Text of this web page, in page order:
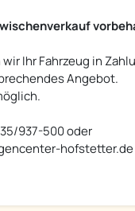
Ihr Fahrzeug in
Angebot.
937-500 oder
hofstetter.de